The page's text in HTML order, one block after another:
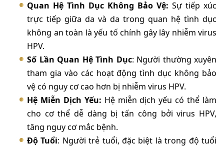
Quan Hệ Tình Dục Không Bảo Vệ: Sự tiếp xúc
trực tiếp giữa da và da trong quan hệ tình dục
không an toàn là yếu tố chính gây lây nhiễm virus
HPV.
Số Lần Quan Hệ Tình Dục: Người thường xuyên
tham gia vào các hoạt động tình dục không bảo
vệ có nguy cơ cao hơn bị nhiễm virus HPV.
Hệ Miễn Dịch Yếu: Hệ miễn dịch yếu có thể làm
cho cơ thể dễ dàng bị tấn công bởi virus HPV,
tăng nguy cơ mắc bệnh.
Độ Tuổi: Người trẻ tuổi, đặc biệt là trong độ tuổi